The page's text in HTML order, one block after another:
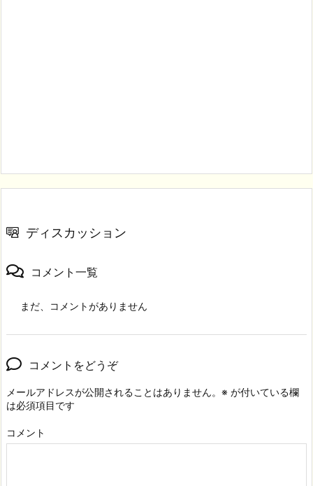
ディスカッション
コメント一覧
まだ、コメントがありません
コメントをどうぞ
メールアドレスが公開されることはありません。 ※ が付いている欄
は必須項目です
コメント